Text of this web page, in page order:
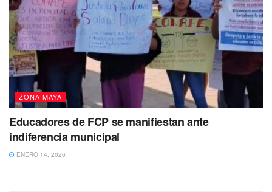
ZONA MAYA
Educadores de FCP se manifiestan ante
indiferencia municipal
ENERO 14, 2026